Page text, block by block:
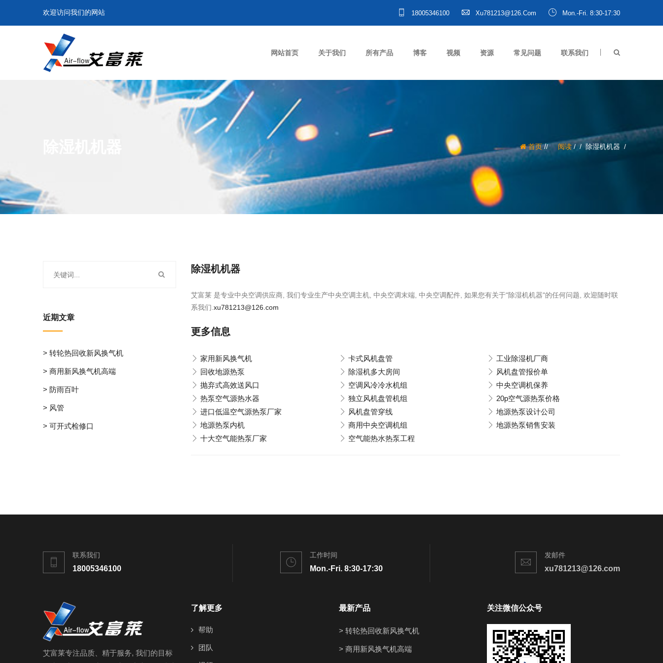
欢迎访问我们的网站 18005346100 Xu781213@126.com Mon.-Fri. 8:30-17:30
网站首页 关于我们 所有产品 博客 视频 资源 常见问题 联系我们
首页/ 阅读/ 除湿机机器
除湿机机器
艾富莱 是专业中央空调供应商, 我们专业生产中央空调主机, 中央空调末端, 中央空调配件, 如果您有关于"除湿机机器"的任何问题, 欢迎随时联
系我们. xu781213@126.com
更多信息
家用新风换气机 卡式风机盘管
工业除湿机厂商
回收地源热泵
除湿机多大房间
风机盘管报价单
抛弃式高效送风口
空调风冷冷水机组
中央空调机保养
热泵空气源热水器
独立风机盘管机组
20p空气源热泵价格
进口低温空气源热泵厂家
风机盘管穿线
地源热泵设计公司
地源热泵内机
商用中央空调机组
地源热泵销售安装
十大空气能热泵厂家
空气能热水热泵工程
近期文章
> 转轮热回收新风换气机
> 商用新风换气机高端
> 防雨百叶
> 风管
> 可开式检修口
联系我们
18005346100
工作时间
Mon.-Fri. 8:30-17:30
发邮件
xu781213@126.com
艾富莱专注品质、精于服务, 我们的目标
了解更多
帮助
团队
最新产品
> 转轮热回收新风换气机
> 商用新风换气机高端
关注微信公众号